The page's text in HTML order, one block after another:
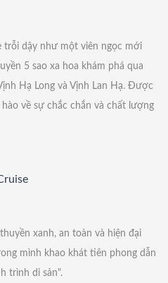
trỗi dậy như một viên ngọc mới
5 sao xa hoa khám phá qua
Hạ Long và Vịnh Lan Hạ. Được
về sự chắc chắn và chất lượng
xanh, an toàn và hiện đại
mình khao khát tiên phong dẫn
trình di sản".